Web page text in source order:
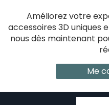
Améliorez votre
accessoires 3D uniques
nous dès maintenant
Me